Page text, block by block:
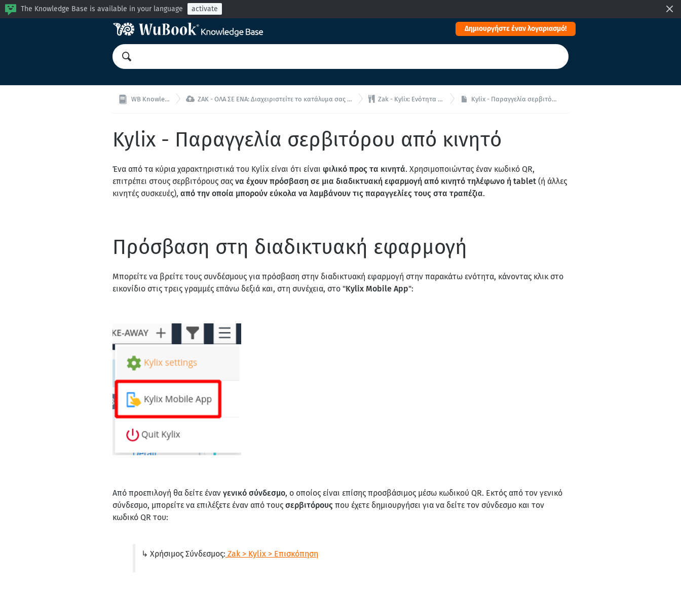
The Knowledge Base is available in your language activate
Δημιουργήστε έναν λογαριασμό!
WB Knowledge Base  ZAK - ΟΛΑ ΣΕ ΕΝΑ: Διαχειριστείτε το κατάλυμα σας από μία ενιαία διεπαφή!  Zak - Kylix: Ενότητα Εστιατορίου Kylix - Παραγγελία σερβιτόρου από κινητό
Kylix - Παραγγελία σερβιτόρου από κινητό
Ένα από τα κύρια χαρακτηριστικά του Kylix είναι ότι είναι φιλικό προς τα κινητά. Χρησιμοποιώντας έναν κωδικό QR,
επιτρέπει στους σερβιτόρους σας να έχουν πρόσβαση σε μια διαδικτυακή εφαρμογή από κινητό τηλέφωνο ή tablet (ή άλλες
κινητές συσκευές), από την οποία μπορούν εύκολα να λαμβάνουν τις παραγγελίες τους στα τραπέζια.
Πρόσβαση στη διαδικτυακή εφαρμογή
Μπορείτε να βρείτε τους συνδέσμους για πρόσβαση στην διαδικτυακή εφαρμογή στην παρακάτω ενότητα, κάνοντας κλικ στο
εικονίδιο στις τρεις γραμμές επάνω δεξιά και, στη συνέχεια, στο "Kylix Mobile App":
Από προεπιλογή θα δείτε έναν γενικό σύνδεσμο, ο οποίος είναι επίσης προσβάσιμος μέσω κωδικού QR. Εκτός από τον γενικό
σύνδεσμο, μπορείτε να επιλέξετε έναν από τους σερβιτόρους που έχετε δημιουργήσει για να δείτε τον σύνδεσμο και τον
κωδικό QR του:
↳ Χρήσιμος Σύνδεσμος: Zak > Kylix > Επισκόπηση